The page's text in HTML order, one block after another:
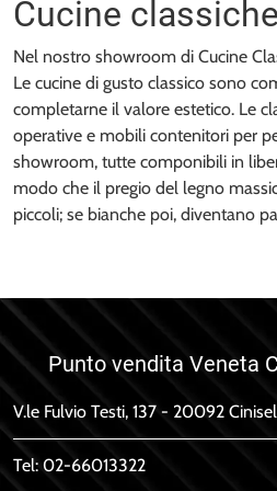
Cucine
Nel nostro showroom di Cucine
Le cucine di gusto classico sono
completarne il valore estetico. Le
operative e mobili contenitori per
showroom, tutte componibili in
modo che il pregio del legno
piccoli; se bianche poi, diventano
Punto vendita Veneta
V.le Fulvio Testi, 137 - 20092
Tel: 02-66013322